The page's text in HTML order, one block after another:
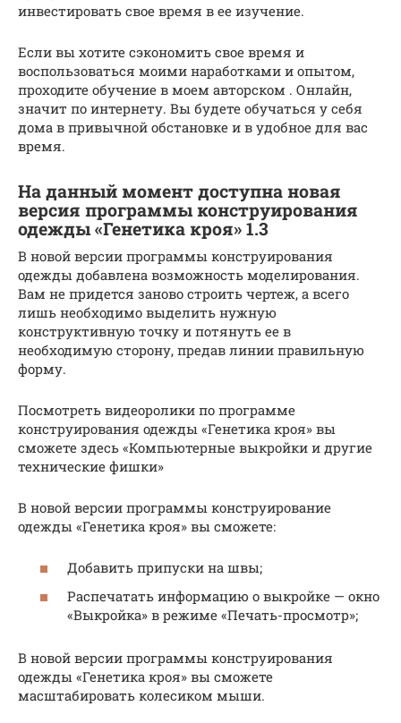
инвестировать свое время в ее изучение.
Если вы хотите сэкономить свое время и
воспользоваться моими наработками и опытом,
проходите обучение в моем авторском . Онлайн,
значит по интернету. Вы будете обучаться у себя
дома в привычной обстановке и в удобное для вас
время.
На данный момент доступна новая
версия программы конструирования
одежды «Генетика кроя» 1.3
В новой версии программы конструирования
одежды добавлена возможность моделирования.
Вам не придется заново строить чертеж, а всего
лишь необходимо выделить нужную
конструктивную точку и потянуть ее в
необходимую сторону, предав линии правильную
форму.
Посмотреть видеоролики по программе
конструирования одежды «Генетика кроя» вы
сможете здесь «Компьютерные выкройки и другие
технические фишки»
В новой версии программы конструирование
одежды «Генетика кроя» вы сможете:
Добавить припуски на швы;
Распечатать информацию о выкройке — окно
«Выкройка» в режиме «Печать-просмотр»;
В новой версии программы конструирования
одежды «Генетика кроя» вы сможете
масштабировать колесиком мыши.